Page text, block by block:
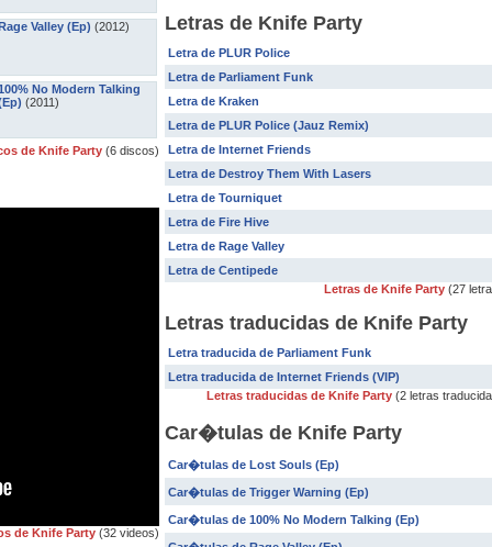
Valley (Ep) (2012)
No Modern Talking
(2011)
de Knife Party (6 discos)
de Knife Party (32 videos)
Letras de Knife Party
Letra de PLUR Police
Letra de Parliament Funk
Letra de Kraken
Letra de PLUR Police (Jauz Remix)
Letra de Internet Friends
Letra de Destroy Them With Lasers
Letra de Tourniquet
Letra de Fire Hive
Letra de Rage Valley
Letra de Centipede
Letras de Knife Party (27
Letras traducidas de Knife Party
Letra traducida de Parliament Funk
Letra traducida de Internet Friends (VIP)
Letras traducidas de Knife Party (2 letras
Car�tulas de Knife Party
Car�tulas de Lost Souls (Ep)
Car�tulas de Trigger Warning (Ep)
Car�tulas de 100% No Modern Talking (Ep)